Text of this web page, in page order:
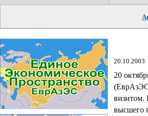
20.10.2003
20
визитом.
высшего